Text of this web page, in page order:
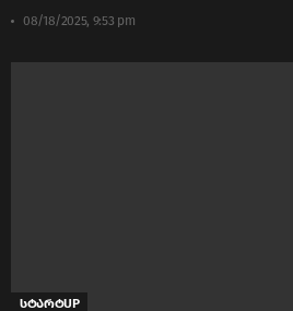
08/18/2025, 9:53 pm
სტარტUP